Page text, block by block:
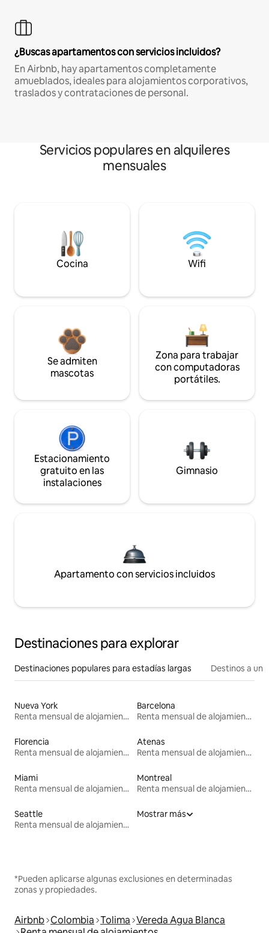
¿Buscas apartamentos con servicios incluidos?
En Airbnb, hay apartamentos completamente
amueblados, ideales para alojamientos corporativos,
traslados y contrataciones de personal.
Servicios populares en alquileres
mensuales
Cocina Wifi
Se admiten
mascotas
Zona para trabajar
con computadoras
portátiles.
Estacionamiento
gratuito en las
instalaciones
Gimnasio
Apartamento con servicios incluidos
Destinaciones para explorar
Destinaciones populares para estadías largas Destinos a un
Nueva York
Renta mensual de alojamientos
Barcelona
Renta mensual de alojamientos
Florencia
Renta mensual de alojamientos
Atenas
Renta mensual de alojamientos
Miami
Renta mensual de alojamientos
Montreal
Renta mensual de alojamientos
Seattle
Renta mensual de alojamientos
Mostrar más
*Pueden aplicarse algunas exclusiones en determinadas
zonas y propiedades.
Airbnb Colombia Tolima Vereda Agua Blanca